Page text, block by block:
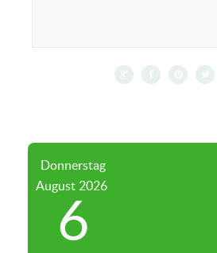
Donnerstag
August 2026
6